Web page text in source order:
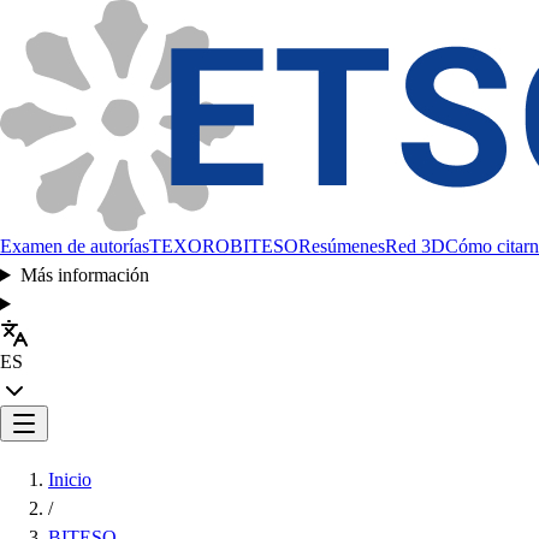
Examen de autoríasTEXOROBITESOResúmenesRed 3DCómo
Más información
ES
Inicio
/